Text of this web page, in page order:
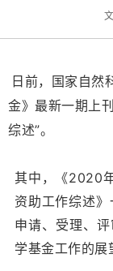
日前，国家自然
金》最新一期上
综述”。
其中，《2020
资助工作综述
申请、受理、
学基金工作的展